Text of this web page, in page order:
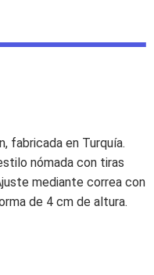
fabricada en Turquía.
nómada con tiras
mediante correa con
de 4 cm de altura.